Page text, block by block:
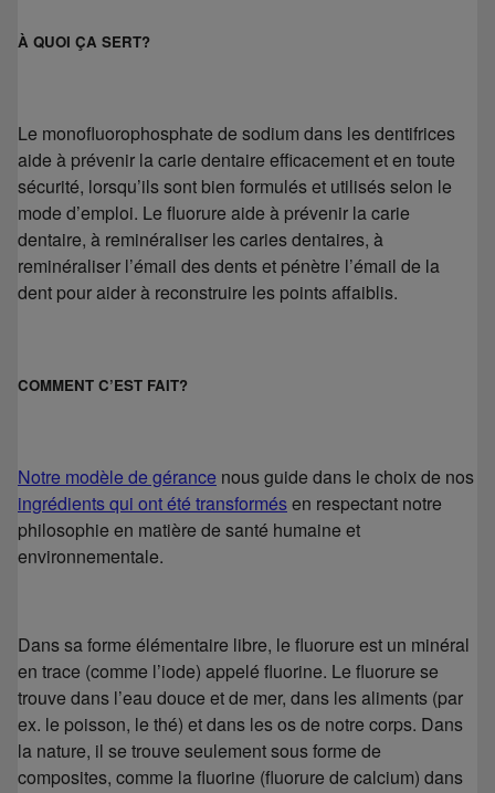
À QUOI ÇA SERT?
Le monofluorophosphate de sodium dans les dentifrices
aide à prévenir la carie dentaire efficacement et en toute
sécurité, lorsqu’ils sont bien formulés et utilisés selon le
mode d’emploi. Le fluorure aide à prévenir la carie
dentaire, à reminéraliser les caries dentaires, à
reminéraliser l’émail des dents et pénètre l’émail de la
dent pour aider à reconstruire les points affaiblis.
COMMENT C’EST FAIT?
Notre modèle de gérance nous guide dans le choix de nos
ingrédients qui ont été transformésen respectant notre
philosophie en matière de santé humaine et
environnementale.
Dans sa forme élémentaire libre, le fluorure est un minéral
en trace (comme l’iode) appelé fluorine. Le fluorure se
trouve dans l’eau douce et de mer, dans les aliments (par
ex. le poisson, le thé) et dans les os de notre corps. Dans
la nature, il se trouve seulement sous forme de
composites, comme la fluorine (fluorure de calcium) dans